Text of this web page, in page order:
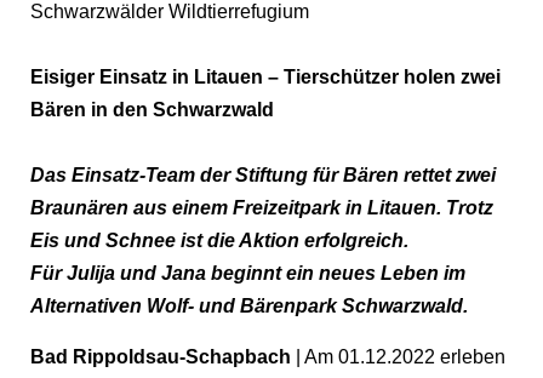
Schwarzwälder Wildtierrefugium
Eisiger Einsatz in Litauen – Tierschützer holen zwei
Bären in den Schwarzwald
Das Einsatz-Team der Stiftung für Bären rettet zwei
Braunären aus einem Freizeitpark in Litauen. Trotz
Eis und Schnee ist die Aktion erfolgreich.
Für Julija und Jana beginnt ein neues Leben im
Alternativen Wolf- und Bärenpark Schwarzwald.
Bad Rippoldsau-Schapbach | Am 01.12.2022 erleben